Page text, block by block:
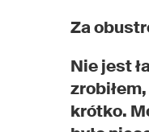
Za
Nie jest
krótko.